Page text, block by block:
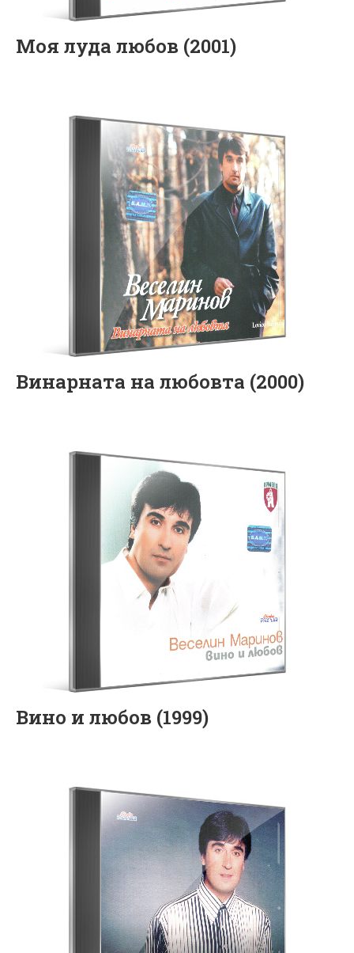
Моя луда любов (2001)
Винарната на любовта (2000)
Вино и любов (1999)